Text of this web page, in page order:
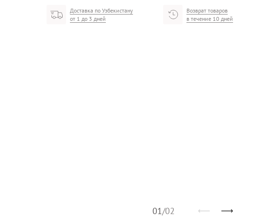
Доставка по Узбекистану
от 1 до 3 дней
Возврат товаров
в течение 10 дней
01 /02